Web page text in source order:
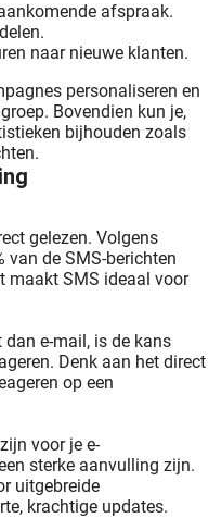
afspraak.
naar nieuwe klanten.
personaliseren en
Bovendien kun je,
bijhouden zoals
gelezen. Volgens
van de SMS-berichten
maakt SMS ideaal voor
e-mail, is de kans
Denk aan het direct
op een
voor je e-
sterke aanvulling zijn.
uitgebreide
krachtige updates.